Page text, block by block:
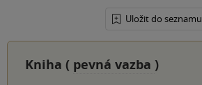
Uložit do seznamu
Kniha ( pevná vazba )